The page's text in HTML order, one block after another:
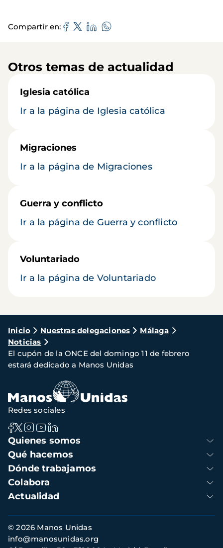
Compartir en
Otros temas de actualidad
Iglesia católica
Ir a la página de Iglesia católica
Migraciones
Ir a la página de Migraciones
Guerra y conflicto
Ir a la página de Guerra y conflicto
Voluntariado
Ir a la página de Voluntariado
Ruta
de
navegación
Inicio Nuestras delegaciones
Málaga
Noticias
El cupón de la ONCE del domingo 11 de febrero
estará dedicado a Manos Unidas
Navegación
principal
Quienes somos
Qué hacemos
Dónde trabajamos
Colabora
Actualidad
Redes sociales
Información
de
contacto
© 2026 Manos Unidas
info@manosunidas.org